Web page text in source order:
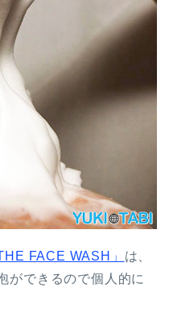
FACE WASH」 は、
ができるので個人的に